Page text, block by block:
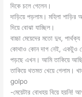
দিকে চলে গেলেন।
দাড়িয়ে পড়লাম। মহিলা
দিয়ে বোঝা যাচ্ছিল।
বাচ্চা মেয়েদের মতো দুধ,
কোথাও কোন দাগ নেই, একটুও
পড়ছে এখন। আমি তাকিয়ে আছি
তাকিয়ে থতমত খেয়ে গেলাম।
golpo
-মেয়েটার বোধহয় বিয়ে হয়নি!